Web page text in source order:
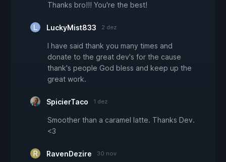
Thanks bro!!! You're the best!
LuckyMist833 2 dez
I have said thank you many times and
donate to the great dev's for the cause
thank's people God bless and keep up the
great work.
SpicierTaco 1 dez
Smoother than a caramel latte. Thanks Dev.
<3
RavenDezire 30 nov